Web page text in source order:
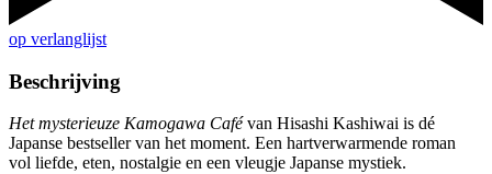
op verlanglijst
Beschrijving
Het mysterieuze Kamogawa Café van Hisashi Kashiwai is dé
Japanse bestseller van het moment. Een hartverwarmende roman
vol liefde, eten, nostalgie en een vleugje Japanse mystiek.